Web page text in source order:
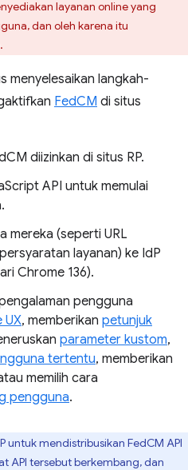
layanan online yang
dan oleh karena itu
menyelesaikan langkah-
FedCM di situs
diizinkan di situs RP.
API untuk memulai
mereka (seperti URL
layanan) ke IdP
Chrome 136).
pengguna
UX, memberikan petunjuk
parameter kustom,
tertentu, memberikan
memilih cara
pengguna.
untuk mendistribusikan FedCM API
API tersebut berkembang, dan